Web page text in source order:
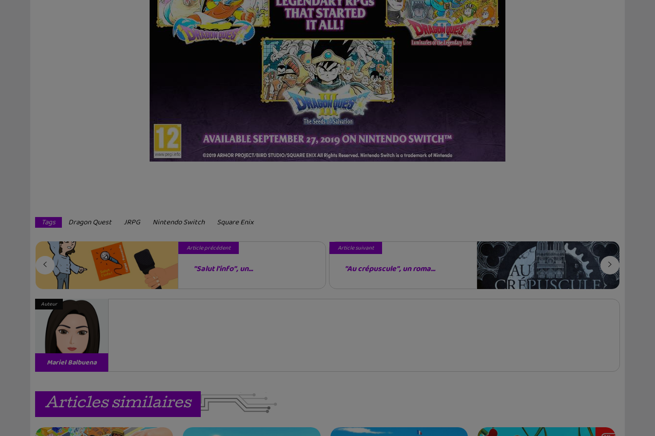
Tags Dragon Quest JRPG Nintendo Switch Square Enix
Article précédent
"Salut l'info", un...
Article suivant
"Au crépuscule", un roma...
Auteur
Mariel Balbuena
Articles similaires